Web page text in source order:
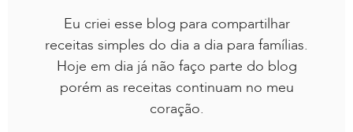
Eu criei esse blog para compartilhar
receitas simples do dia a dia para famílias.
Hoje em dia já não faço parte do blog
porém as receitas continuam no meu
coração.